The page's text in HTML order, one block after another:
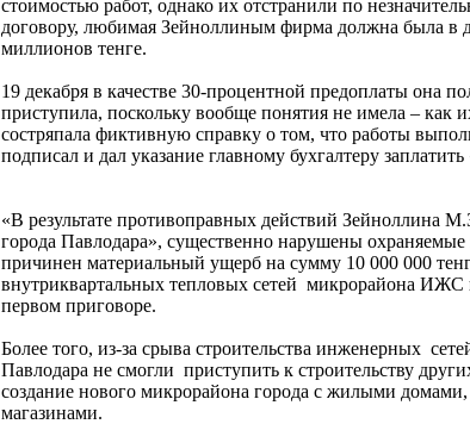
стоимостью работ, однако их отстранили по
договору, любимая Зейноллиным фирма должна была в
миллионов тенге.
19 декабря в качестве 30-процентной предоплаты она
приступила, поскольку вообще понятия не имела – как
состряпала фиктивную справку о том, что работы
подписал и дал указание главному бухгалтеру
«В результате противоправных действий Зейноллина
города Павлодара», существенно нарушены охраняемые
причинен материальный ущерб на сумму 10 000 000
внутриквартальных тепловых сетей микрорайона ИЖС
первом приговоре.
Более того, из-за срыва строительства инженерных
Павлодара не смогли приступить к строительству
создание нового микрорайона города с жилыми
магазинами.